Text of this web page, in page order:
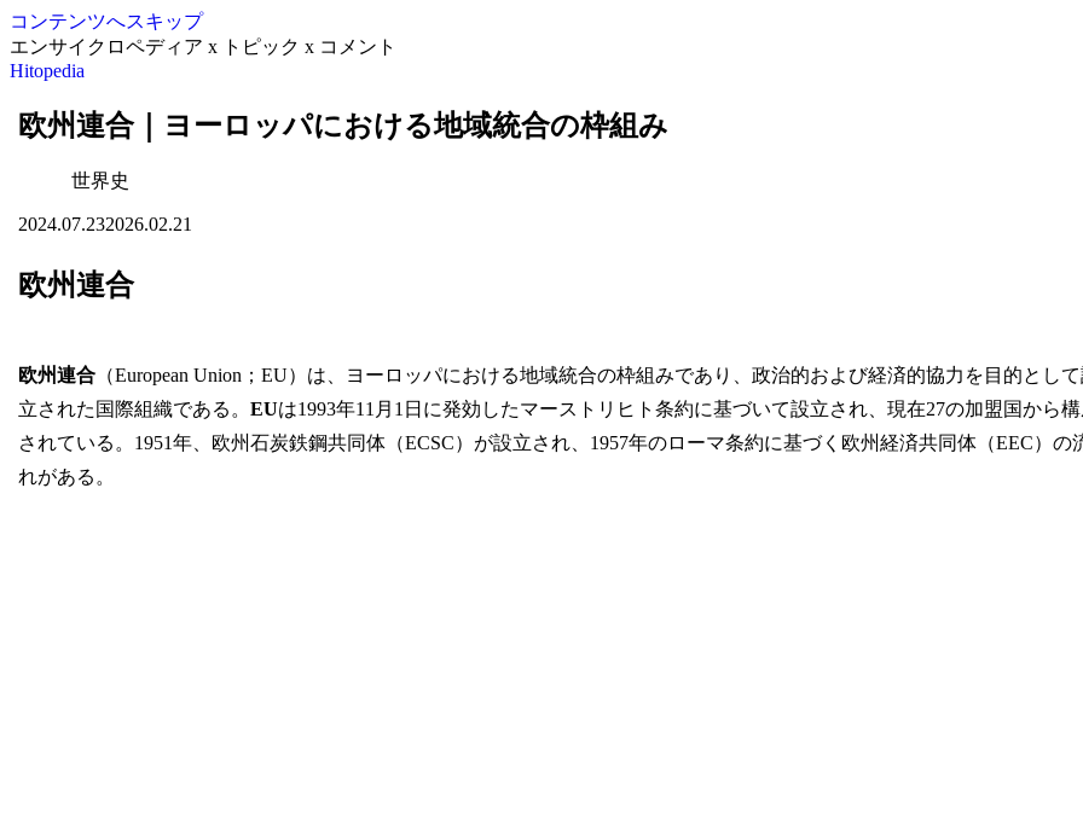
コンテンツへスキップ
エンサイクロペディア x トピック x コメント
Hitopedia
欧州連合｜ヨーロッパにおける地域統合の枠組み
世界史
2024.07.232026.02.21
欧州連合
欧州連合（European Union；EU）は、ヨーロッパにおける地域統合の枠組みであり、政治的および経済的協力を目的とし
立された国際組織である。 EUは1993年11月1日に発効したマーストリヒト条約に基づいて設立され、現在27の加盟国から
されている。1951年、欧州石炭鉄鋼共同体（ECSC）が設立され、1957年のローマ条約に基づく欧州経済共同体（EEC）の
れがある。